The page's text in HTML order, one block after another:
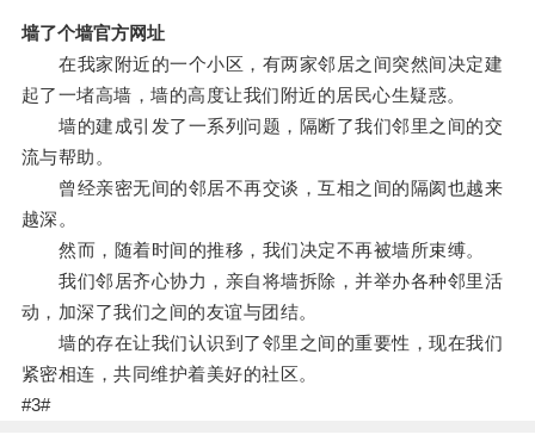
墙了个墙官方网址
在我家附近的一个小区，有两家邻居之间突然间决定建
起了一堵高墙，墙的高度让我们附近的居民心生疑惑。
墙的建成引发了一系列问题，隔断了我们邻里之间的交
流与帮助。
曾经亲密无间的邻居不再交谈，互相之间的隔阂也越来
越深。
然而，随着时间的推移，我们决定不再被墙所束缚。
我们邻居齐心协力，亲自将墙拆除，并举办各种邻里活
动，加深了我们之间的友谊与团结。
墙的存在让我们认识到了邻里之间的重要性，现在我们
紧密相连，共同维护着美好的社区。
#3#